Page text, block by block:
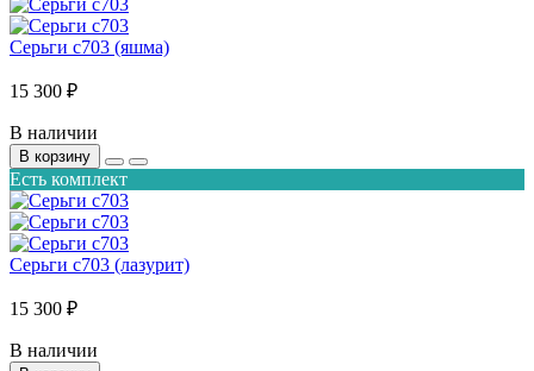
Серьги с703 (яшма)
15 300 ₽
В наличии
В корзину
Есть комплект
Серьги с703 (лазурит)
15 300 ₽
В наличии